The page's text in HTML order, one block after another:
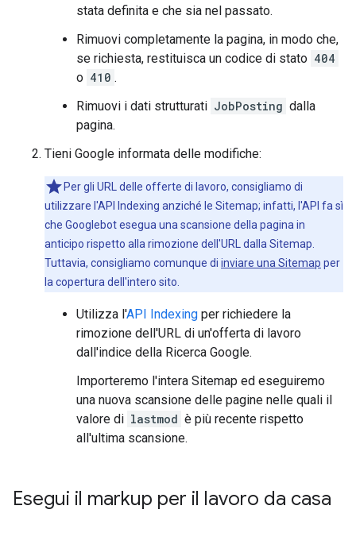
stata definita e che sia nel passato.
Rimuovi completamente la pagina, in modo che,
se richiesta, restituisca un codice di stato 404
o 410 .
Rimuovi i dati strutturati JobPosting dalla
pagina.
Tieni Google informata delle modifiche:
Per gli URL delle offerte di lavoro, consigliamo di
utilizzare l'API Indexing anziché le Sitemap; infatti, l'API fa sì
che Googlebot esegua una scansione della pagina in
anticipo rispetto alla rimozione dell'URL dalla Sitemap.
Tuttavia, consigliamo comunque di inviare una Sitemap per
la copertura dell'intero sito.
Utilizza l'API Indexing per richiedere la
rimozione dell'URL di un'offerta di lavoro
dall'indice della Ricerca Google.
Importeremo l'intera Sitemap ed eseguiremo
una nuova scansione delle pagine nelle quali il
valore di lastmod è più recente rispetto
all'ultima scansione.
Esegui il markup per il lavoro da casa